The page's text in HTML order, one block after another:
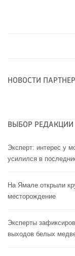
НОВОСТИ
ВЫБОР РЕДАКЦИИ
Эксперт: интерес у
усилился в
На Ямале открыли
месторождение
Эксперты
выходов белых